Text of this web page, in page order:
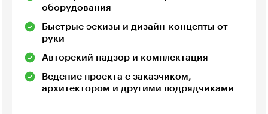
оборудования
Быстрые эскизы и дизайн-концепты от
руки
Авторский надзор и комплектация
Ведение проекта с заказчиком,
архитектором и другими подрядчиками